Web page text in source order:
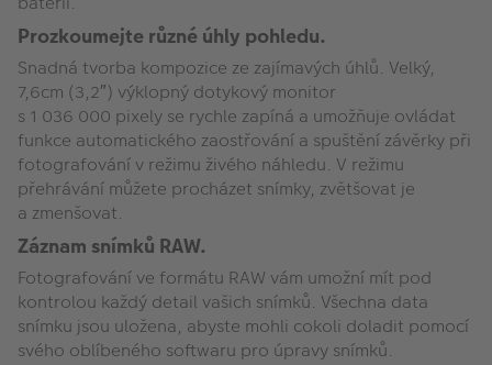
Prozkoumejte různé úhly pohledu.
Snadná tvorba kompozice ze zajímavých úhlů. Velký,
7,6cm (3,2″) výklopný dotykový monitor
s 1 036 000 pixely se rychle zapíná a umožňuje ovládat
funkce automatického zaostřování a spuštění závěrky při
fotografování v režimu živého náhledu. V režimu
přehrávání můžete procházet snímky, zvětšovat je
a zmenšovat.
Záznam snímků RAW.
Fotografování ve formátu RAW vám umožní mít pod
kontrolou každý detail vašich snímků. Všechna data
snímku jsou uložena, abyste mohli cokoli doladit pomocí
svého oblíbeného softwaru pro úpravy snímků.